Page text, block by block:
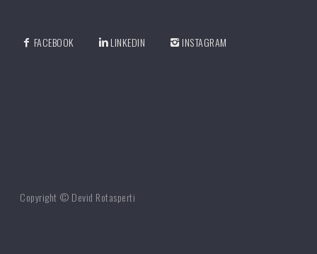
FACEBOOK LINKEDIN INSTAGRAM
Copyright © Devid Rotasperti